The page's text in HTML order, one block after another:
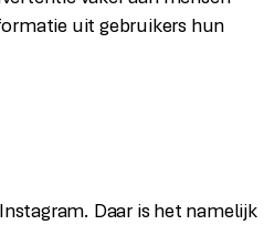
uit gebruikers hun
Daar is het namelijk